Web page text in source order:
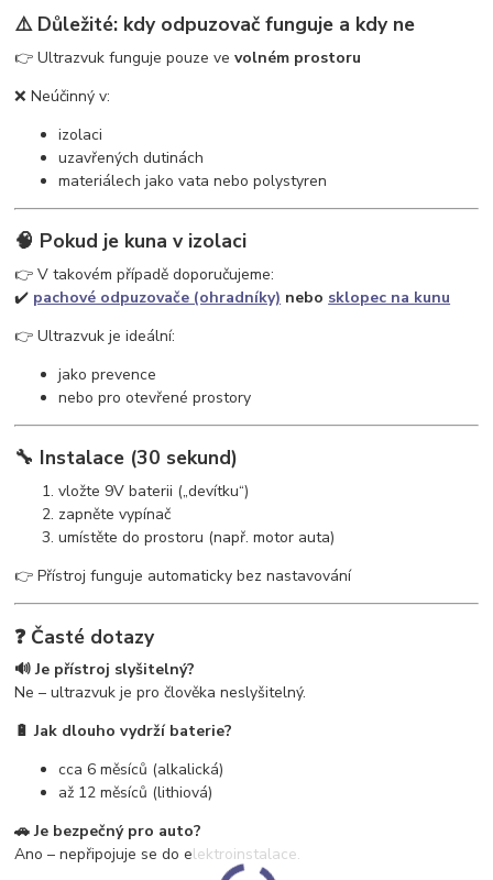
⚠️ Důležité: kdy odpuzovač funguje a kdy ne
👉 Ultrazvuk funguje pouze vevolném prostoru
❌ Neúčinný v:
izolaci
uzavřených dutinách
materiálech jako vata nebo polystyren
🧠 Pokud je kuna v izolaci
👉 V takovém případě doporučujeme:
✔️ pachové odpuzovače (ohradníky) nebo sklopec na kunu
👉 Ultrazvuk je ideální:
jako prevence
nebo pro otevřené prostory
🔧 Instalace (30 sekund)
vložte 9V baterii („devítku“)
zapněte vypínač
umístěte do prostoru (např. motor auta)
👉 Přístroj funguje automaticky bez nastavování
❓ Časté dotazy
🔊 Je přístroj slyšitelný?
Ne – ultrazvuk je pro člověka neslyšitelný.
🔋 Jak dlouho vydrží baterie?
cca 6 měsíců (alkalická)
až 12 měsíců (lithiová)
🚗 Je bezpečný pro auto?
Ano – nepřipojuje se do elektroinstalace.